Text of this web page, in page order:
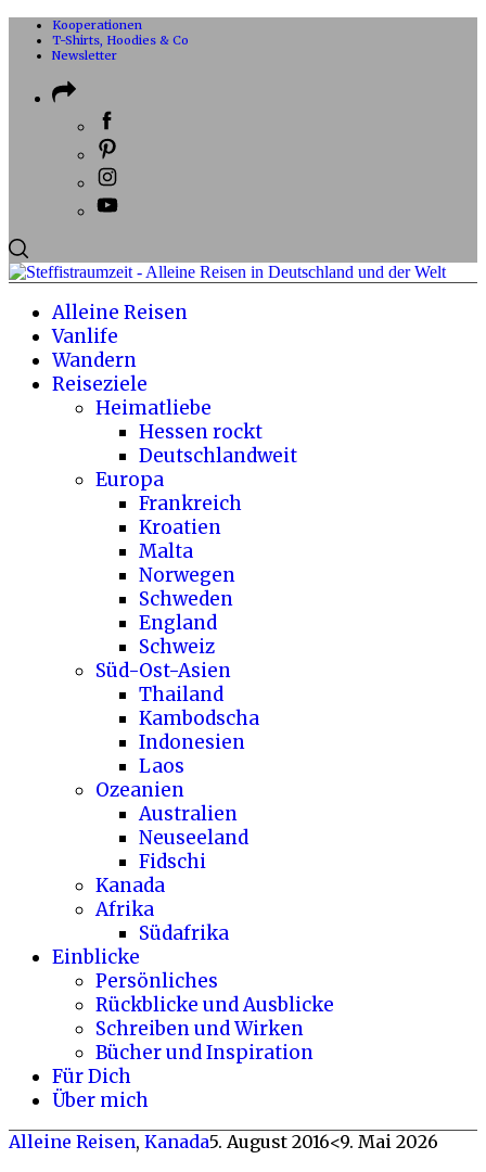
Kooperationen
T-Shirts, Hoodies & Co
Newsletter
Alleine Reisen
Vanlife
Wandern
Reiseziele
Heimatliebe
Hessen rockt
Deutschlandweit
Europa
Frankreich
Kroatien
Malta
Norwegen
Schweden
England
Schweiz
Süd-Ost-Asien
Thailand
Kambodscha
Indonesien
Laos
Ozeanien
Australien
Neuseeland
Fidschi
Kanada
Afrika
Südafrika
Einblicke
Persönliches
Rückblicke und Ausblicke
Schreiben und Wirken
Bücher und Inspiration
Für Dich
Über mich
Alleine Reisen, Kanada5. August 2016<9. Mai 2026